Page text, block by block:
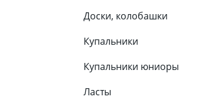
Доски, колобашки
Купальники
Купальники юниоры
Ласты